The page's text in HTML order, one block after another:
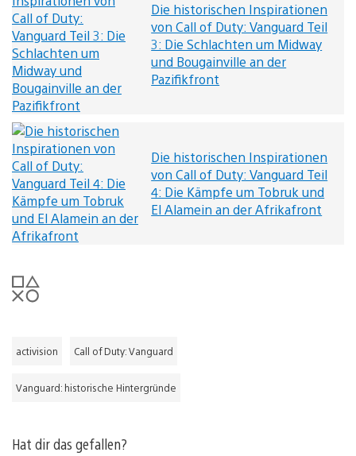
Die historischen Inspirationen
von Call of Duty: Vanguard Teil
3: Die Schlachten um Midway
und Bougainville an der
Pazifikfront
Die historischen Inspirationen
von Call of Duty: Vanguard Teil
4: Die Kämpfe um Tobruk und
El Alamein an der Afrikafront
activision Call of Duty: Vanguard
Vanguard: historische Hintergründe
Hat dir das gefallen?